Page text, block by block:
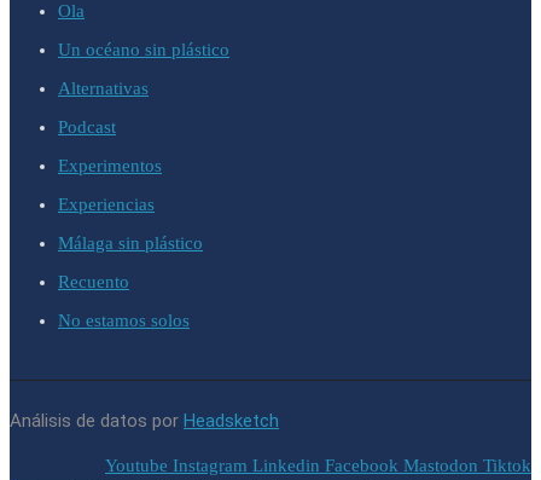
Ola
Un océano sin plástico
Alternativas
Podcast
Experimentos
Experiencias
Málaga sin plástico
Recuento
No estamos solos
Análisis de datos por Headsketch
Youtube Instagram Linkedin Facebook Mastodon Tiktok